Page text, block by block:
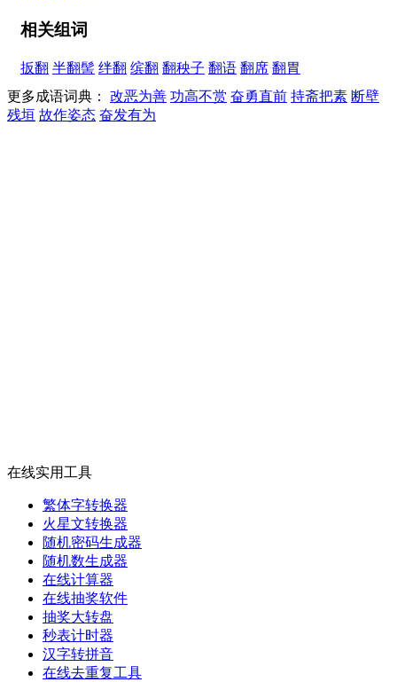
相关组词
扳翻 半翻髻 绊翻 缤翻 翻秧子 翻语 翻席 翻胃
更多成语词典： 改恶为善 功高不赏 奋勇直前 持斋把素 断壁
残垣 故作姿态 奋发有为
在线实用工具
繁体字转换器
火星文转换器
随机密码生成器
随机数生成器
在线计算器
在线抽奖软件
抽奖大转盘
秒表计时器
汉字转拼音
在线去重复工具